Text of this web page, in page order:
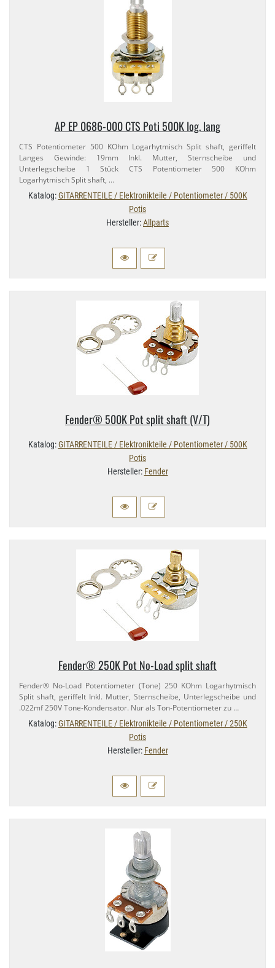
AP EP 0686-​000 CTS Poti 500K log. lang
CTS Potentiometer 500 KOhm Logarhytmisch Split shaft, geriffelt
Langes Gewinde: 19mm Inkl. Mutter, Sternscheibe und
Unterlegscheibe 1 Stück CTS Potentiometer 500 KOhm
Logarhytmisch Split shaft, …
Katalog:GITARRENTEILE / Elektronikteile / Potentiometer / 500K
Potis
Hersteller:Allparts
Fender® 500K Pot split shaft (V/​T)
Katalog:GITARRENTEILE / Elektronikteile / Potentiometer / 500K
Potis
Hersteller: Fender
Fender® 250K Pot No-​Load split shaft
Fender® No-​Load Potentiometer (Tone) 250 KOhm Logarhytmisch
Split shaft, geriffelt Inkl. Mutter, Sternscheibe, Unterlegscheibe und
.022mf 250V Tone-​Kondensator. Nur als Ton-​Potentiometer zu …
Katalog:GITARRENTEILE / Elektronikteile / Potentiometer / 250K
Potis
Hersteller: Fender